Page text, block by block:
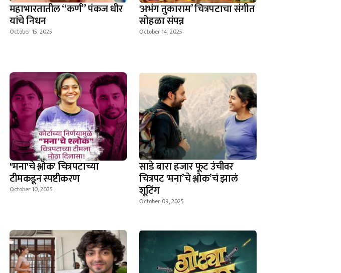
महाभारतातील “कर्ण” पंकज धीर
यांचे निधन
October 15, 2025
'अभंग तुकाराम’ चित्रपटाचा संगीत
सोहळा संपन्न
October 14, 2025
"मना'चे श्लोक' चित्रपटाच्या
टीमकडून स्पष्टीकरण
October 10, 2025
साडे बारा हजार फूट उंचीवर
चित्रपट 'मना’चे श्लोक’चं झालं
शूटिंग
October 09, 2025